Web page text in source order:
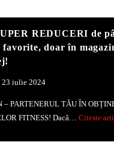
REDUCERI de
favorite, doar în
23 iulie 2024
– PARTENERUL TĂU ÎN
FITNESS! Dacă… Citeste